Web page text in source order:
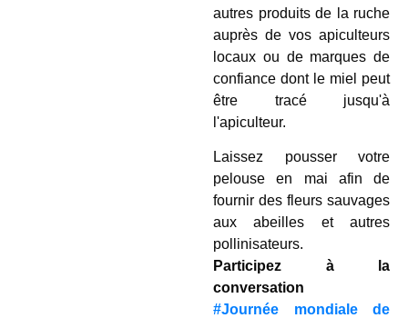
autres produits de la ruche
auprès de vos apiculteurs
locaux ou de marques de
confiance dont le miel peut
être tracé jusqu'à
l'apiculteur.
Laissez pousser votre
pelouse en mai afin de
fournir des fleurs sauvages
aux abeilles et autres
pollinisateurs.
Participez à la
conversation
#Journée mondiale de